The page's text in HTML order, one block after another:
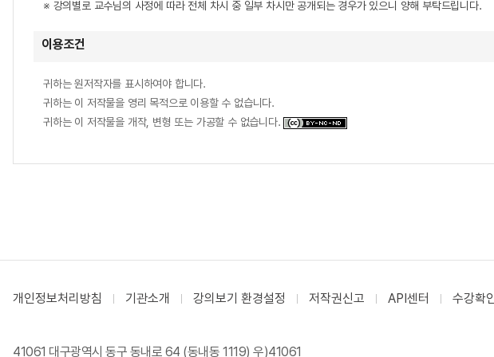
※ 강의별로 교수님의 사정에 따라 전체 차시 중 일부 차시만 공개되는 경우가 있으니 양해 부탁드립니다.
이용조건
귀하는 원저작자를 표시하여야 합니다.
귀하는 이 저작물을 영리 목적으로 이용할 수 없습니다.
귀하는 이 저작물을 개작, 변형 또는 가공할 수 없습니다.
개인정보처리방침 기관소개 강의보기 환경설정 저작권신고 API센터 수강확
41061 대구광역시 동구 동내로 64 (동내동 1119) 우)41061